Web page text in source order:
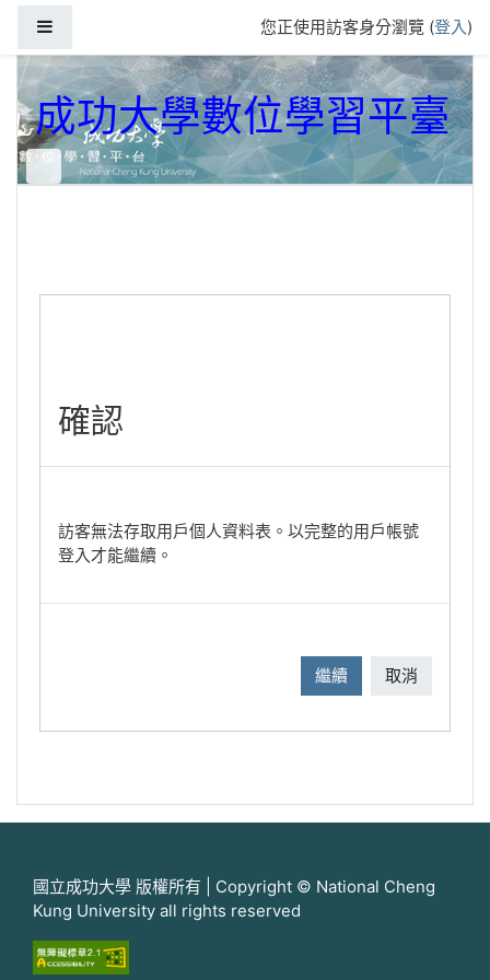
您正使用訪客身分瀏覽 (登入)
成功大學數位學習平臺
確認
訪客無法存取用戶個人資料表。以完整的用戶帳號
登入才能繼續。
繼續 取消
國立成功大學 版權所有 | Copyright © National Cheng
Kung University all rights reserved